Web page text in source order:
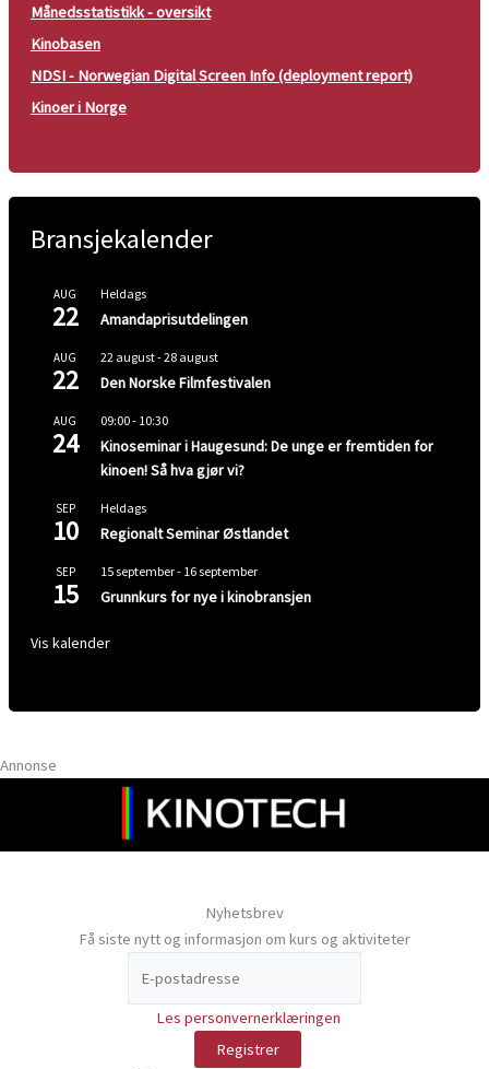
Månedsstatistikk - oversikt
Kinobasen
NDSI - Norwegian Digital Screen Info (deployment report)
Kinoer i Norge
Bransjekalender
AUG
22
Heldags
Amandaprisutdelingen
AUG
22
22 august-28 august
Den Norske Filmfestivalen
AUG
24
09:00- 10:30
Kinoseminar i Haugesund: De unge er fremtiden for
kinoen! Så hva gjør vi?
SEP
10
Heldags
Regionalt Seminar Østlandet
SEP
15
15 september- 16 september
Grunnkurs for nye i kinobransjen
Vis kalender
Annonse
Nyhetsbrev
Få siste nytt og informasjon om kurs og aktiviteter
Les personvernerklæringen